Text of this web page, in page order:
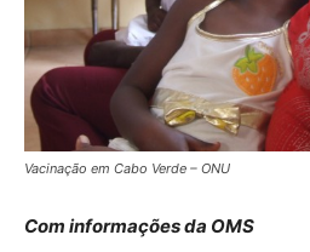
Vacinação em Cabo Verde – ONU
Com informações da OMS